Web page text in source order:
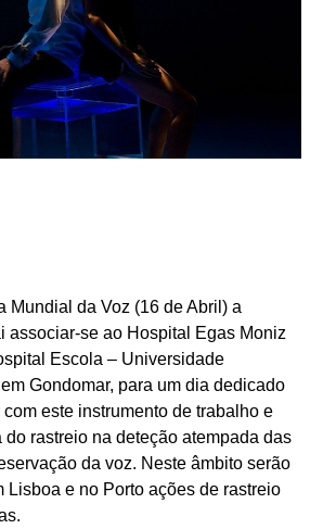
Mundial da Voz (16 de Abril) a
associar-se ao Hospital Egas Moniz
Escola – Universidade
Gondomar, para um dia dedicado
este instrumento de trabalho e
do rastreio na deteção atempada das
da voz. Neste âmbito serão
Lisboa e no Porto ações de rastreio